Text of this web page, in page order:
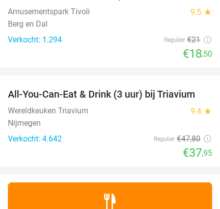
Amusementspark Tivoli 9.5 star
Berg en Dal
Verkocht: 1.294
Regulier €21
€18,50
21%
All-You-Can-Eat & Drink (3 uur) bij Triavium
Wereldkeuken Triavium 9.4 star
Nijmegen
Verkocht: 4.642
Regulier €47,80
€37,95